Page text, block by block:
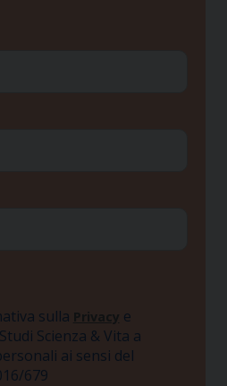
sulla Privacy e
Scienza & Vita a
ai sensi del
679